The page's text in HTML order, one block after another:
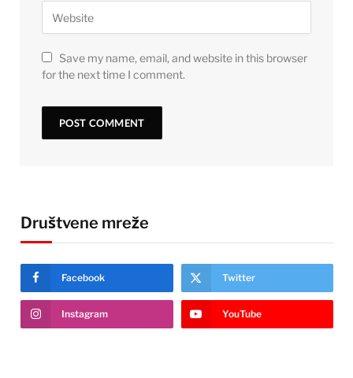
Save my name, email, and website in this browser
for the next time I comment.
Društvene mreže
Facebook Twitter
Instagram YouTube